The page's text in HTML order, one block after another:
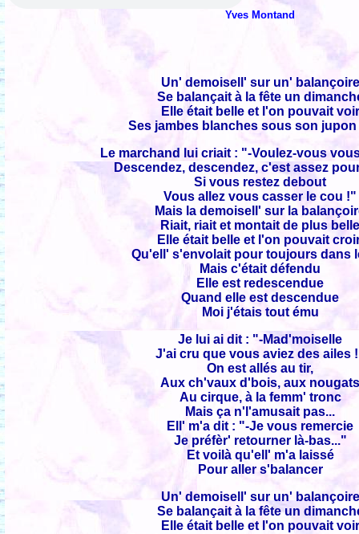
Yves Montand
Un' demoisell' sur un' balançoire
Se balançait à la fête un
Elle était belle et l'on pouvait voir
Ses jambes blanches sous son jupon
Le marchand lui criait : "-Voulez-vous
Descendez, descendez, c'est assez
Si vous restez debout
Vous allez vous casser le cou !"
Mais la demoisell' sur la
Riait, riait et montait de plus
Elle était belle et l'on pouvait
Qu'ell' s'envolait pour toujours dans
Mais c'était défendu
Elle est redescendue
Quand elle est descendue
Moi j'étais tout ému
Je lui ai dit : "-Mad'moiselle
J'ai cru que vous aviez des ailes
On est allés au tir,
Aux ch'vaux d'bois, aux
Au cirque, à la femm' tronc
Mais ça n'l'amusait pas...
Ell' m'a dit : "-Je vous remercie
Je préfèr' retourner là-bas..."
Et voilà qu'ell' m'a laissé
Pour aller s'balancer
Un' demoisell' sur un' balançoire
Se balançait à la fête un
Elle était belle et l'on pouvait voir